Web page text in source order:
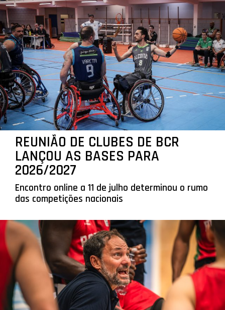
REUNIÃO DE CLUBES DE BCR
LANÇOU AS BASES PARA
2026/2027
Encontro online a 11 de julho determinou o rumo
das competições nacionais